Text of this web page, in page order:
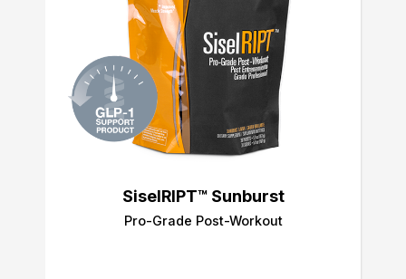
SiselRIPT™ Sunburst
Pro-Grade Post-Workout